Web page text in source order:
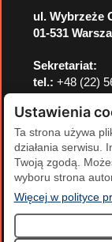
ul. Wybrzeże
01-531
Sekretariat:
tel.: +48 (22)
e-mail:
Biuro
Ustawienia
Ta strona używa
działania serwisu.
Twoją zgodą.
wyboru strona
Więcej w polityce